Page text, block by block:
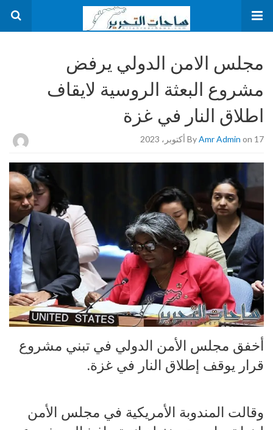
مجلس الامن الدولي يرفض
مشروع البعثة الروسية لايقاف
اطلاق النار في غزة
ByAmr Admin on 17 أكتوبر، 2023
أخفق مجلس الأمن الدولي في تبني مشروع
قرار يوقف إطلاق النار في غزة.
وقالت المندوبة الأمريكية في مجلس الأمن